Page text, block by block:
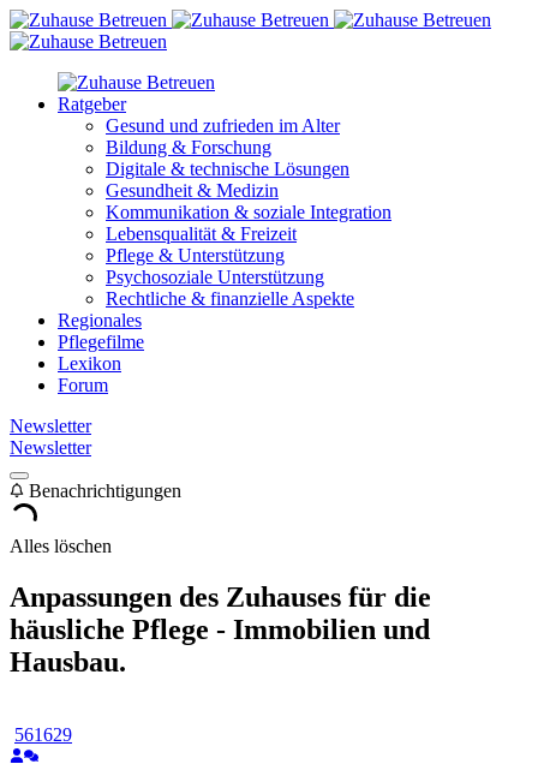
Ratgeber
Gesund und zufrieden im Alter
Bildung & Forschung
Digitale & technische Lösungen
Gesundheit & Medizin
Kommunikation & soziale Integration
Lebensqualität & Freizeit
Pflege & Unterstützung
Psychosoziale Unterstützung
Rechtliche & finanzielle Aspekte
Regionales
Pflegefilme
Lexikon
Forum
Newsletter
Newsletter
Benachrichtigungen
Alles löschen
Anpassungen des Zuhauses für die
häusliche Pflege - Immobilien und
Hausbau.
561629